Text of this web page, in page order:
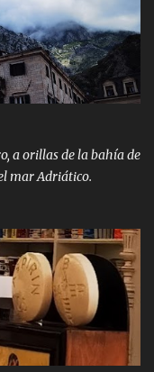
a orillas de la bahía de
mar Adriático.